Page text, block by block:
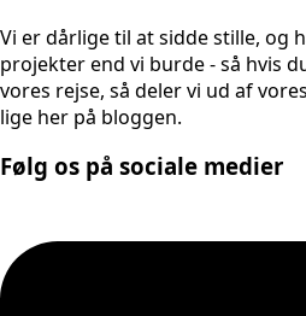
Vi er dårlige til at sidde stille, og
projekter end vi burde - så hvis
vores rejse, så deler vi ud af
lige her på bloggen.
Følg os på sociale medier